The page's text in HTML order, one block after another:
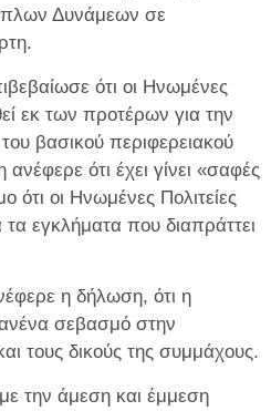
Δυνάμεων σε
ότι οι Ηνωμένες
εκ των προτέρων για την
βασικού περιφερειακού
ότι έχει γίνει «σαφές
ότι οι Ηνωμένες Πολιτείες
εγκλήματα που διαπράττει
η δήλωση, ότι η
σεβασμό στην
τους δικούς της συμμάχους.
την άμεση και έμμεση